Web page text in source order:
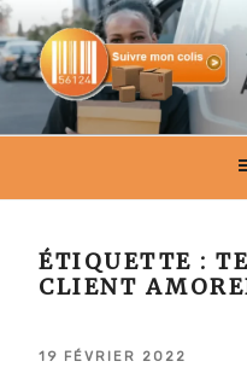
Aller
au
contenu
principal
SUIVRE MON
ÉTIQUETTE :
CLIENT
PUBLIÉ
19 FÉVRIER 2022